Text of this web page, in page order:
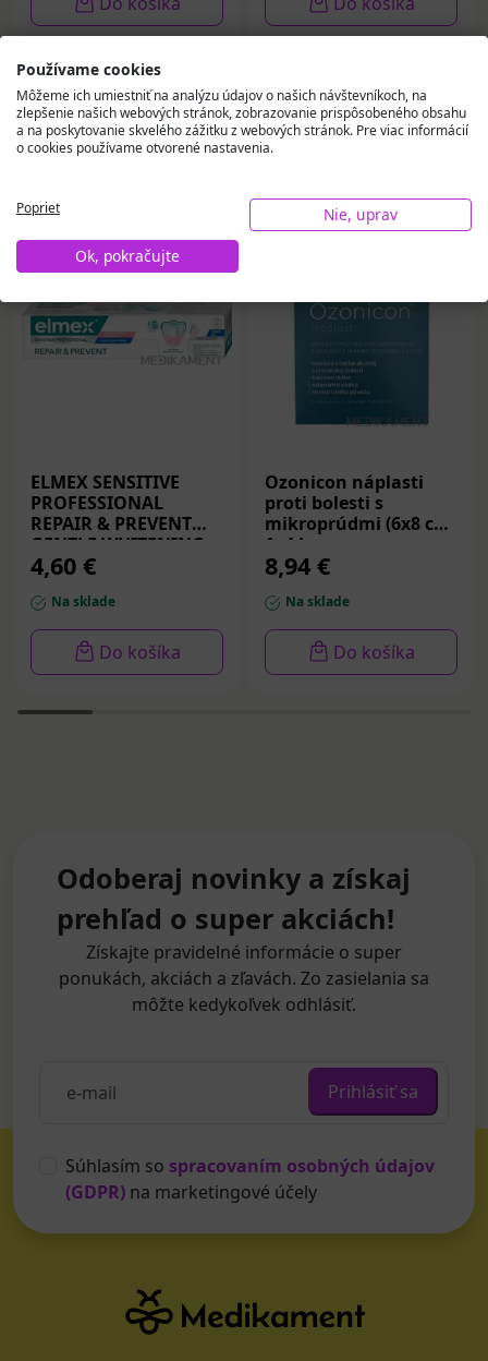
Vybrali sme pre vás
ELMEX SENSITIVE
PROFESSIONAL
REPAIR & PREVENT
GENTLE WHITENING,
zubná pasta 75 ml
4,60 €
Na sklade
Do košíka
Ozonicon náplasti
proti bolesti s
mikroprúdmi (6x8 cm)
1x4 ks
8,94 €
Na sklade
Do košíka
Odoberaj novinky a získaj
prehľad o super akciách!
Získajte pravidelné informácie o super
ponukách, akciách a zľavách. Zo zasielania sa
môžte kedykoľvek odhlásiť.
Prihlásiť sa
Súhlasím so spracovaním osobných údajov
(GDPR) na marketingové účely
Používame cookies
Môžeme ich umiestniť na analýzu údajov o našich návštevníkoch, na
zlepšenie našich webových stránok, zobrazovanie prispôsobeného obsahu
a na poskytovanie skvelého zážitku z webových stránok. Pre viac informácií
o cookies používame otvorené nastavenia.
Poprieť
Nie, uprav
Ok, pokračujte